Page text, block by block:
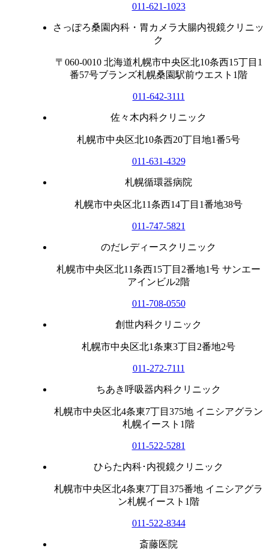
011-621-1023
さっぽろ桑園内科・胃カメラ大腸内視鏡クリニッ
ク
〒060-0010 北海道札幌市中央区北10条西15丁目1
番57号ブランズ札幌桑園駅前ウエスト1階
011-642-3111
佐々木内科クリニック
札幌市中央区北10条西20丁目地1番5号
011-631-4329
札幌循環器病院
札幌市中央区北11条西14丁目1番地38号
011-747-5821
のだレディースクリニック
札幌市中央区北11条西15丁目2番地1号 サンエー
アインビル2階
011-708-0550
創世内科クリニック
札幌市中央区北1条東3丁目2番地2号
011-272-7111
ちあき呼吸器内科クリニック
札幌市中央区北4条東7丁目375地 イニシアグラン
札幌イースト1階
011-522-5281
ひらた内科･内視鏡クリニック
札幌市中央区北4条東7丁目375番地 イニシアグラ
ン札幌イースト1階
011-522-8344
斎藤医院